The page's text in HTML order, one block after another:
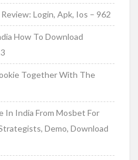
Login, Apk, Ios – 962
How To Download
Together With The
In India From Mosbet For
Demo, Download